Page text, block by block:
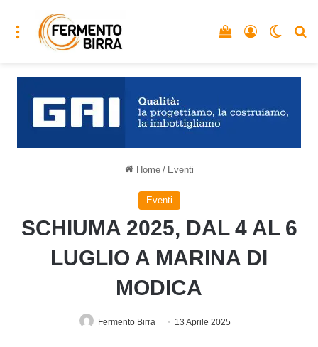
Menu Accedi
Vedi il carrello
Home / Eventi
Eventi
SCHIUMA 2025, DAL 4 AL 6
LUGLIO A MARINA DI
MODICA
Fermento Birra 13 Aprile 2025